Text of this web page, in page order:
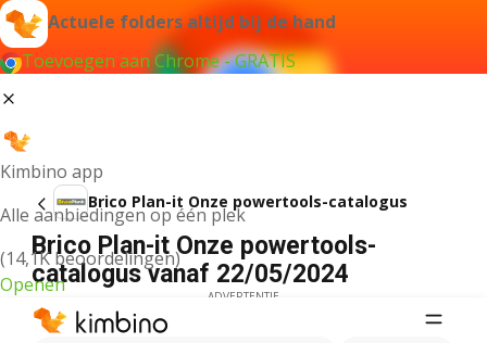
Actuele folders altijd bij de hand
Toevoegen aan Chrome - GRATIS
Kimbino app
Alle aanbiedingen op één plek
(14,1K beoordelingen)
Openen
Brico Plan-it Onze powertools-catalogus
Brico Plan-it Onze powertools-
catalogus vanaf 22/05/2024
ADVERTENTIE